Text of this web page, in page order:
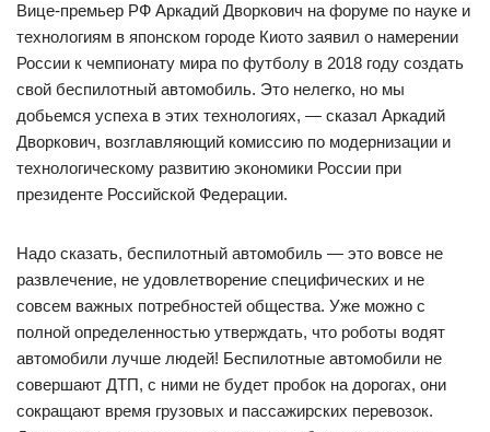
Вице-премьер РФ Аркадий Дворкович на форуме по науке и
технологиям в японском городе Киото заявил о намерении
России к чемпионату мира по футболу в 2018 году создать
свой беспилотный автомобиль. Это нелегко, но мы
добьемся успеха в этих технологиях, — сказал Аркадий
Дворкович, возглавляющий комиссию по модернизации и
технологическому развитию экономики России при
президенте Российской Федерации.
Надо сказать, беспилотный автомобиль — это вовсе не
развлечение, не удовлетворение специфических и не
совсем важных потребностей общества. Уже можно с
полной определенностью утверждать, что роботы водят
автомобили лучше людей! Беспилотные автомобили не
совершают ДТП, с ними не будет пробок на дорогах, они
сокращают время грузовых и пассажирских перевозок.